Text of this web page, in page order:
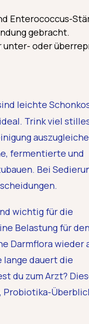
Enterococcus-
gebracht.
unter- oder
leichte
Trink viel
fermentierte und
Bei
wichtig für die
Belastung für
Darmflora wieder
lange dauert die
du zum Arzt?